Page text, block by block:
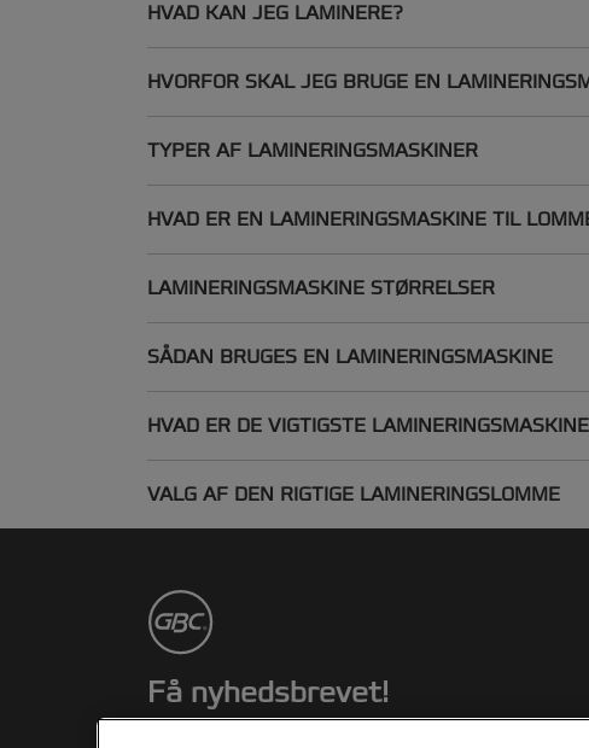
HVAD KAN JEG LAMINERE?
HVORFOR SKAL JEG BRUGE EN
TYPER AF LAMINERINGSMASKINER
HVAD ER EN LAMINERINGSMASKINE TIL
LAMINERINGSMASKINE STØRRELSER
SÅDAN BRUGES EN LAMINERINGSMASKINE
HVAD ER DE VIGTIGSTE
VALG AF DEN RIGTIGE LAMINERINGSLOMME
Få nyhedsbrevet!